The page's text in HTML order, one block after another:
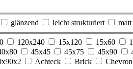
glänzend leicht strukturiert matt
120x240 15x120 15x60
45x45 45x75 45x90
Achteck Brick Chevron